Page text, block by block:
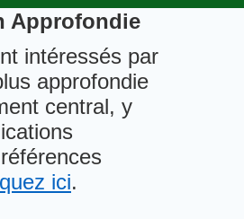
Approfondie
intéressés par
approfondie
central, y
éférences
ici.